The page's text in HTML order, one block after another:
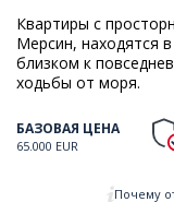
Квартиры с
Мерсин, находятся
близком к
ходьбы от моря.
БАЗОВАЯ ЦЕНА
65.000 EUR
Почему